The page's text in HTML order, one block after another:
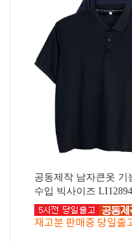
공동제작 남자큰옷 기
수입 빅사이즈
재고분 판매중 당일출